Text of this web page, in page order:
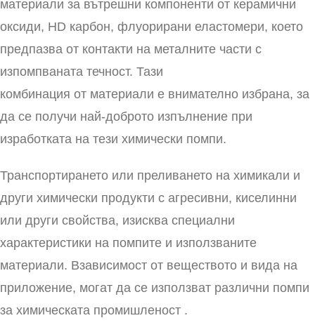
материали за вътрешни компоненти от керамични
оксиди, HD карбон, флуорирани еластомери, което
предпазва от контакти на металните части с
изпомпваната течност. Тази
комбинация от материали е внимателно избрана, за
да се получи най-доброто изпълнение при
изработката на тези химически помпи.
Транспортирането или преливането на химикали и
други химически продукти с агресивни, киселинни
или други свойства, изисква специални
характеристики на помпите и използваните
материали. Взависимост от веществото и вида на
приложение, могат да се използват различни помпи
за химическата промишленост .